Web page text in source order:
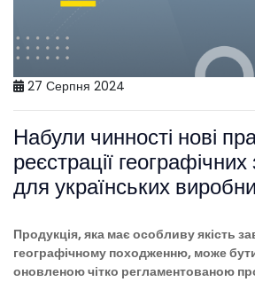
27 Серпня 2024
Набули чинності нові
реєстрації
для українських
Продукція, яка має особливу якість
географічному походженню, може
оновленою чітко регламентованою